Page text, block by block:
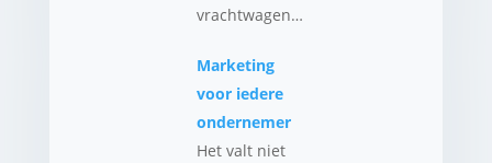
vrachtwagen…
Marketing
voor iedere
ondernemer
Het valt niet